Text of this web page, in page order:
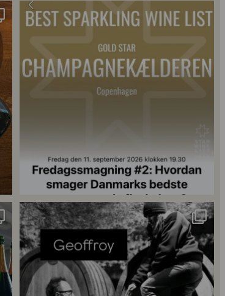
Fredagssmagningerne lever – og de næste er lige...
René Geoffroy er en af Champagnes ældste...
21 1